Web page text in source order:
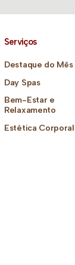
Serviços
Destaque do Mês
Day Spas
Bem-Estar e
Relaxamento
Estética Corporal